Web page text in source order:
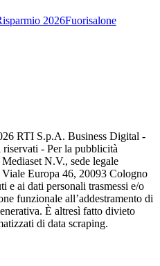
2026Fuorisalone
RTI S.p.A. Business Digital -
- Per la pubblicità
N.V., sede legale
Europa 46, 20093 Cologno
e ai dati personali trasmessi e/o
funzionale all’addestramento di
È altresì fatto divieto
di data scraping.